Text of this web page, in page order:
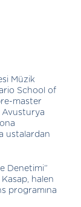
Müzik
School of
master
Avusturya
ustalardan
Denetimi”
halen
programına